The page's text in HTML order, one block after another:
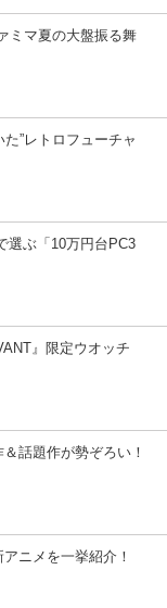
ミマ夏の大盤振る舞
”レトロフューチャ
選ぶ「10万円台PC3
』限定ウオッチ
話題作が勢ぞろい！
ニメを一挙紹介！